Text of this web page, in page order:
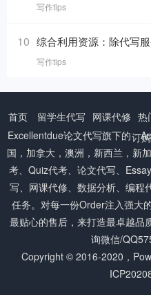
写作tips
10 综合利用资源：除代写
写作tips
首页 留学生代写 网课代修 热
订
Excellentdue论文代写旗下的：
国，加拿大，澳洲，新西兰，新
考、Quiz代考、论文代写、
写、网课代修、数据分析、编程
任务。对每一份Order注入强大
最贴心的售后，来打造最卓越品
询微信/
Copyright © 2016-2020，